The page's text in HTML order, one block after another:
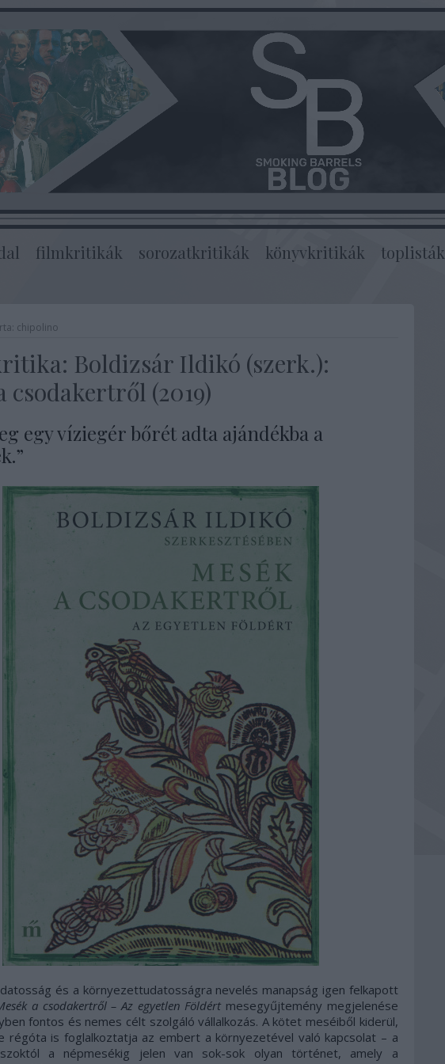
filmkritikák sorozatkritikák könyvkritikák toplisták
chipolino
Boldizsár Ildikó (szerk.):
csodakertről (2019)
egy víziegér bőrét adta ajándékba a
és a környezettudatosságra nevelés manapság igen felkapott
a csodakertről – Az egyetlen Földért mesegyűjtemény megjelenése
fontos és nemes célt szolgáló vállalkozás. A kötet meséiből kiderül,
régóta is foglalkoztatja az embert a környezetével való kapcsolat – a
a népmesékig jelen van sok-sok olyan történet, amely a